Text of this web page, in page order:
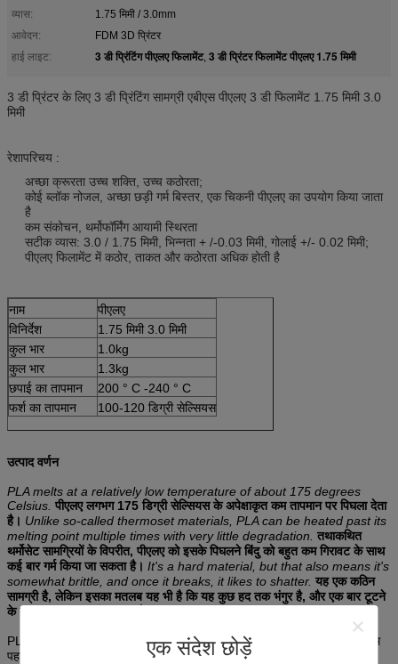
एक संदेश छोड़ें
व्यास:
1.75 मिमी / 3.0mm
आवेदन:
FDM 3D प्रिंटर
हाई लाइट:
3 डी प्रिंटिंग पीएलए फिलामेंट, 3 डी प्रिंटर फिलामेंट पीएलए 1.75 मिमी
3 डी प्रिंटर के लिए 3 डी प्रिंटिंग सामग्री एबीएस पीएलए 3 डी फिलामेंट 1.75 मिमी 3.0
मिमी
रेशापरिचय :
अच्छा क्रूरता उच्च शक्ति, उच्च कठोरता;
कोई ब्लॉक नोजल, अच्छा छड़ी गर्म बिस्तर, एक चिकनी पीएलए का उपयोग किया जाता
है
कम संकोचन, थर्मोफॉर्मिंग आयामी स्थिरता
सटीक व्यास: 3.0 / 1.75 मिमी, भिन्नता + /-0.03 मिमी, गोलाई +/- 0.02 मिमी;
पीएलए फिलामेंट में कठोर, ताकत और कठोरता अधिक होती है
नाम
पीएलए
विनिर्देश
1.75 मिमी 3.0 मिमी
कुल भार
1.0kg
कुल भार
1.3kg
छपाई का तापमान
200 ° C -240 ° C
फर्श का तापमान
100-120 डिग्री सेल्सियस
उत्पाद वर्णन
PLA melts at a relatively low temperature of about 175 degrees
Celsius. पीएलए लगभग 175 डिग्री सेल्सियस के अपेक्षाकृत कम तापमान पर पिघला देता
है। Unlike so-called thermoset materials, PLA can be heated past its
melting point multiple times with very little degradation. तथाकथित
थर्मोसेट सामग्रियों के विपरीत, पीएलए को इसके पिघलने बिंदु को बहुत कम गिरावट के साथ
कई बार गर्म किया जा सकता है। It's a hard material, but that also means it's
somewhat brittle, and once it breaks, it likes to shatter. यह एक कठिन
सामग्री है, लेकिन इसका मतलब यह भी है कि यह कुछ हद तक भंगुर है, और एक बार टूटने
के बाद, यह टूटना पसंद करता है।
PLA का सबसे अच्छा उपयोग मुद्रण अवधारणा मॉडल, प्रोटोटाइप, लघुचित्र, गहने, कम
पहनने वाले खिलौने, आदि के लिए है।